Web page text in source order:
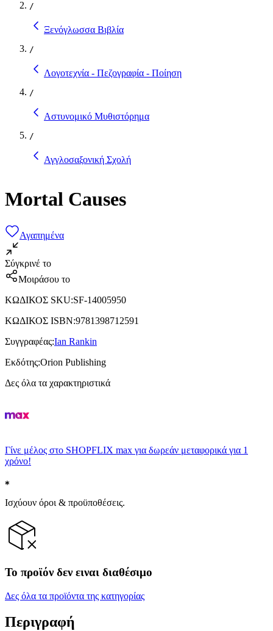
/
Ξενόγλωσσα Βιβλία
/
Λογοτεχνία - Πεζογραφία - Ποίηση
/
Αστυνομικό Μυθιστόρημα
/
Αγγλοσαξονική Σχολή
Mortal Causes
Αγαπημένα
Σύγκρινέ το
Μοιράσου το
ΚΩΔΙΚΟΣ SKU:SF-14005950
ΚΩΔΙΚΟΣ ISBN:9781398712591
Συγγραφέας:Ian Rankin
Εκδότης:Orion Publishing
Δες όλα τα χαρακτηριστικά
Γίνε μέλος στο SHOPFLIX max για δωρεάν μεταφορικά για 1
χρόνο!
Ισχύουν όροι & προϋποθέσεις.
Το προϊόν δεν ειναι διαθέσιμο
Δες όλα τα προϊόντα της κατηγορίας
Περιγραφή